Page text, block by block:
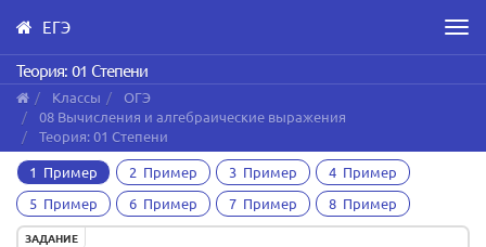
Skip
to
main
content
ЕГЭ
Теория: 01 Степени
Классы
ОГЭ
08 Вычисления и алгебраические выражения
Теория: 01 Степени
1 Пример
2 Пример 3 Пример
4 Пример
5 Пример
6 Пример 7 Пример 8 Пример
ЗАДАНИЕ